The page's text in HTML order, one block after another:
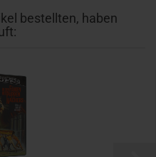
bestellten, haben